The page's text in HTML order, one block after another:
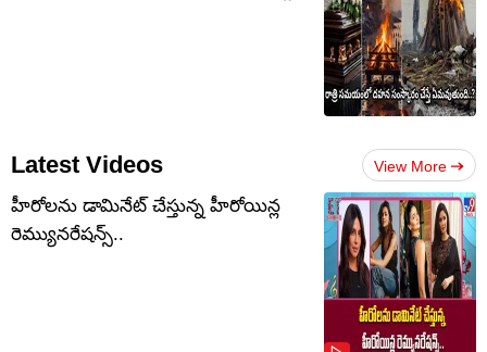
Latest Videos View More
హీరోలను డామినేట్ చేస్తున్న హీరోయిన్ల
రెమ్యునరేషన్స్..